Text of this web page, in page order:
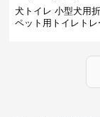
犬トイレ 小型犬用
ペット用トイレトレ